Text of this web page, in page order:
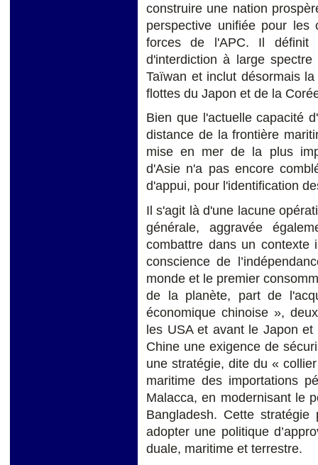
construire une nation
perspective unifiée pour
forces de l'APC. Il définit
d'interdiction à large
Taïwan et inclut désormais
flottes du Japon et de la
Bien que l'actuelle capacité
distance de la frontière
mise en mer de la plus
d'Asie n'a pas encore
d'appui, pour l'identification
Il s'agit là d'une lacune
générale, aggravée
combattre dans un contexte
conscience de
monde et le premier
de la planète, part de
économique chinoise »,
les USA et avant le Japon
Chine une exigence de
une stratégie, dite du «
maritime des importations
Malacca, en modernisant le
Bangladesh. Cette
adopter une politique
duale, maritime et terrestre.